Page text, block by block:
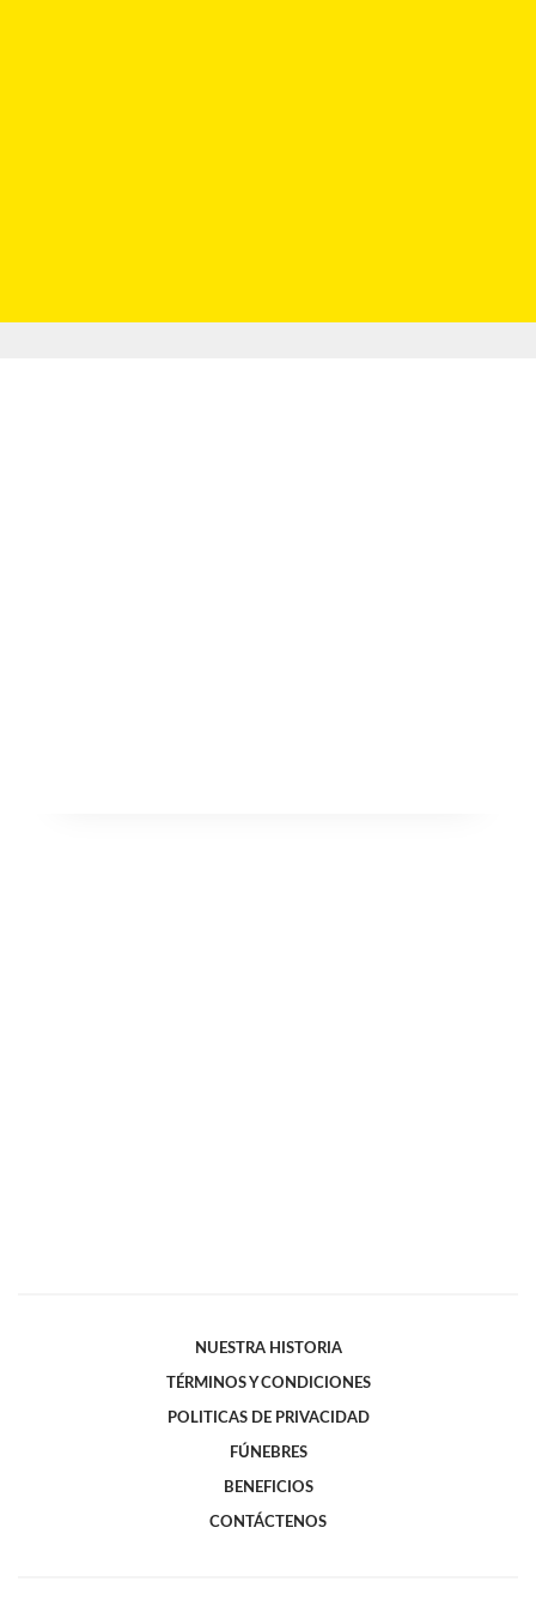
NUESTRA HISTORIA
TÉRMINOS Y CONDICIONES
POLITICAS DE PRIVACIDAD
FÚNEBRES
BENEFICIOS
CONTÁCTENOS